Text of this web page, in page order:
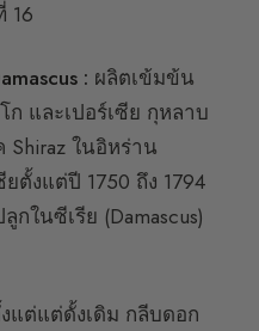
16
: ผลิตเข้มข้น
และเปอร์เซีย กุหลาบ
Shiraz ในอิหร่าน
ยตั้งแต่ปี 1750 ถึง 1794
ในซีเรีย (Damascus)
ต่แต่ดั้งเดิม กลีบดอก